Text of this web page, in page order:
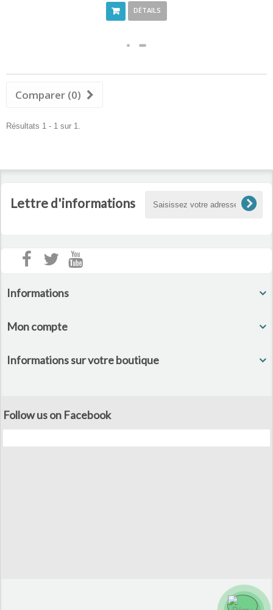
DÉTAILS
Comparer (0)
Résultats 1 - 1 sur 1.
Lettre d'informations
Informations
Mon compte
Informations sur votre boutique
Follow us on Facebook